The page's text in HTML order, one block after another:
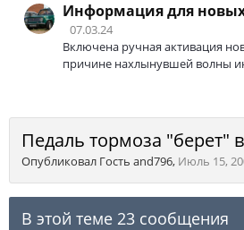
Информация для
07.03.24
Включена ручная активация
причине нахлынувшей волны
Педаль тормоза "берет"
Опубликовал Гость and796, Июль 15,
В этой теме 23 сообщения